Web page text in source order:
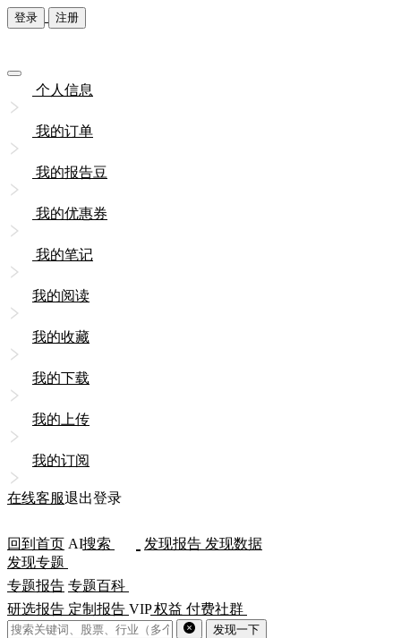
登录 注册
个人信息
我的订单
我的报告豆
我的优惠券
我的笔记
我的阅读
我的收藏
我的下载
我的上传
我的订阅
在线客服退出登录
回到首页 AI搜索 发现报告 发现数据
发现专题
专题报告 专题百科
研选报告 定制报告 VIP权益 付费社群
发现一下